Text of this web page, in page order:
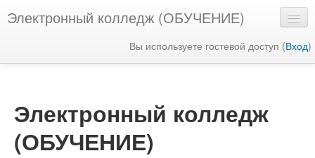
Электронный колледж (ОБУЧЕНИЕ)
Вы используете гостевой доступ (Вход)
Электронный колледж
(ОБУЧЕНИЕ)